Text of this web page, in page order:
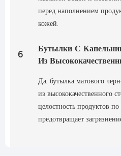
перед наполнением
кожей.
6
Бутылки С
Из
Да, бутылка матового
из высококачественного
целостность продуктов
предотвращает